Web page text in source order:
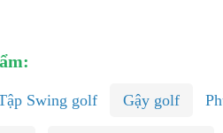
Swing golf Gậy golf